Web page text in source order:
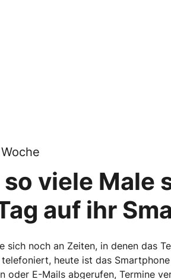
so viele Male
auf ihr
sich noch an Zeiten, in denen das
heute ist das
oder E-Mails abgerufen, Termine